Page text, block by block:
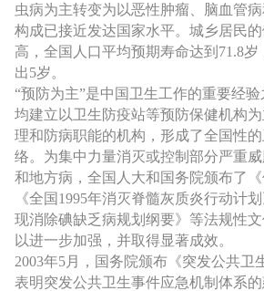
口
腔
数
字
化
解
虫病为主转变为以恶性肿瘤、脑血管
构成已接近发达国家水平。城乡居民
高，全国人口平均预期寿命达到71.8
出5岁。
“预防为主”是中国卫生工作的重要经
均建立以卫生防疫站等预防保健机构
理和防病职能的机构，形成了全国性
络。为集中力量消灭或控制部分严重
和地方病，全国人大和国务院颁布了
《全国1995年消灭脊髓灰质炎行动计
现消除碘缺乏病规划纲要》等法规性
以进一步加强，并取得显著成效。
2003年5月，国务院颁布《突发公共卫
表明突发公共卫生事件应急机制体系